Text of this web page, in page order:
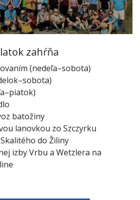
zahŕňa
(nedeľa–sobota)
batožiny
lanovkou zo Szczyrku
do Žiliny
izby Vrbu a Wetzlera na